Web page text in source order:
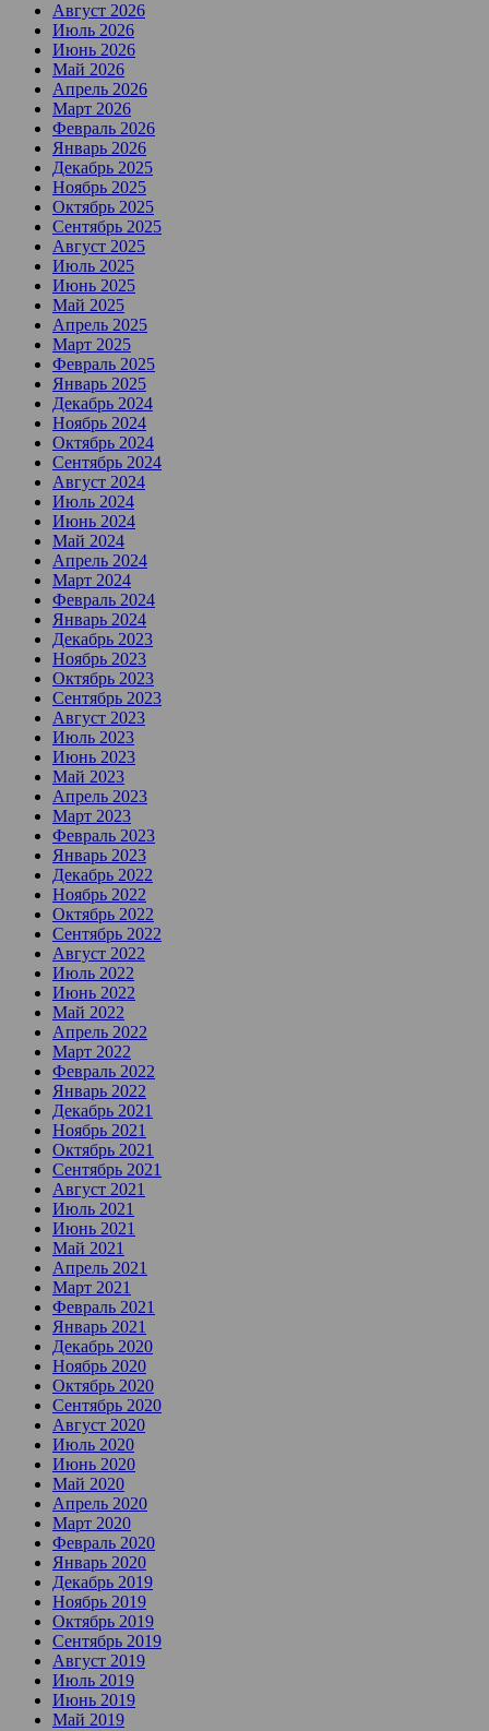
Август 2026
Июль 2026
Июнь 2026
Май 2026
Апрель 2026
Март 2026
Февраль 2026
Январь 2026
Декабрь 2025
Ноябрь 2025
Октябрь 2025
Сентябрь 2025
Август 2025
Июль 2025
Июнь 2025
Май 2025
Апрель 2025
Март 2025
Февраль 2025
Январь 2025
Декабрь 2024
Ноябрь 2024
Октябрь 2024
Сентябрь 2024
Август 2024
Июль 2024
Июнь 2024
Май 2024
Апрель 2024
Март 2024
Февраль 2024
Январь 2024
Декабрь 2023
Ноябрь 2023
Октябрь 2023
Сентябрь 2023
Август 2023
Июль 2023
Июнь 2023
Май 2023
Апрель 2023
Март 2023
Февраль 2023
Январь 2023
Декабрь 2022
Ноябрь 2022
Октябрь 2022
Сентябрь 2022
Август 2022
Июль 2022
Июнь 2022
Май 2022
Апрель 2022
Март 2022
Февраль 2022
Январь 2022
Декабрь 2021
Ноябрь 2021
Октябрь 2021
Сентябрь 2021
Август 2021
Июль 2021
Июнь 2021
Май 2021
Апрель 2021
Март 2021
Февраль 2021
Январь 2021
Декабрь 2020
Ноябрь 2020
Октябрь 2020
Сентябрь 2020
Август 2020
Июль 2020
Июнь 2020
Май 2020
Апрель 2020
Март 2020
Февраль 2020
Январь 2020
Декабрь 2019
Ноябрь 2019
Октябрь 2019
Сентябрь 2019
Август 2019
Июль 2019
Июнь 2019
Май 2019